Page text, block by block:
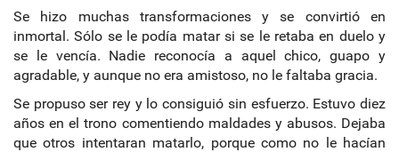
Se hizo muchas transformaciones y se convirtió en
inmortal. Sólo se le podía matar si se le retaba en duelo y
se le vencía. Nadie reconocía a aquel chico, guapo y
agradable, y aunque no era amistoso, no le faltaba gracia.
Se propuso ser rey y lo consiguió sin esfuerzo. Estuvo diez
años en el trono comentiendo maldades y abusos. Dejaba
que otros intentaran matarlo, porque como no le hacían